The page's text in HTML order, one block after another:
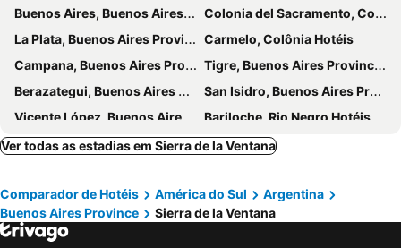
Buenos Aires, Buenos Aires Province Hotéis
Colonia del Sacramento, Colônia Hotéis
La Plata, Buenos Aires Province Hotéis
Carmelo, Colônia Hotéis
Campana, Buenos Aires Province Hotéis
Tigre, Buenos Aires Province Hotéis
Berazategui, Buenos Aires Province Hotéis
San Isidro, Buenos Aires Province Hotéis
Vicente López, Buenos Aires Province Hotéis
Bariloche, Rio Negro Hotéis
Puerto Iguazú, Missões Hotéis
Ushuaia, Terra do Fogo Hotéis
Posadas, Missões Hotéis
Termas de Río Hondo, Santiago del Estero Province Hotéis
Salta, Salta Province Hotéis
Ver todas as estadias em Sierra de la Ventana
Comparador de Hotéis América do Sul
Argentina
Buenos Aires Province
Sierra de la Ventana